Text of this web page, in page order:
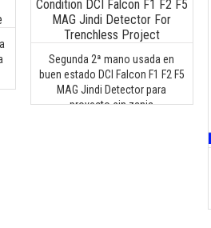
Segunda 2ª mano usada en
buen estado DCI Falcon F1 F2 F5
MAG Jindi Detector para
proyecto sin zanja